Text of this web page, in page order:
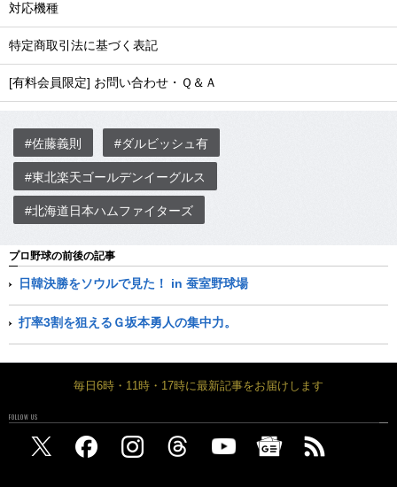
対応機種
特定商取引法に基づく表記
[有料会員限定] お問い合わせ・Ｑ＆Ａ
#佐藤義則 #ダルビッシュ有
#東北楽天ゴールデンイーグルス
#北海道日本ハムファイターズ
プロ野球の前後の記事
日韓決勝をソウルで見た！ in 蚕室野球場
打率3割を狙えるＧ坂本勇人の集中力。
毎日6時・11時・17時に最新記事をお届けします
FOLLOW US